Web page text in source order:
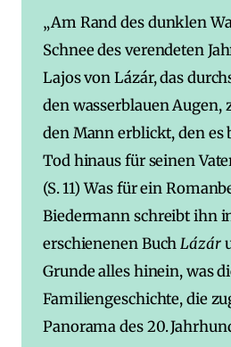
„Am Rand des dunklen
Schnee des verendeten
Lajos von Lázár, das
den wasserblauen Augen,
den Mann erblickt, den es
Tod hinaus für seinen
(S. 11) Was für ein
Biedermann schreibt ihn
erschienenen BuchLázár
Grunde alles hinein, was
Familiengeschichte, die
Panorama des 20.